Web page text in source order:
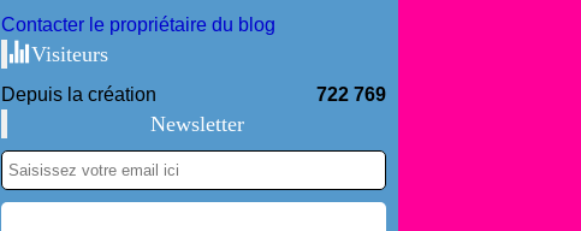
Contacter le propriétaire du blog
Visiteurs
Depuis la création 722 769
Newsletter